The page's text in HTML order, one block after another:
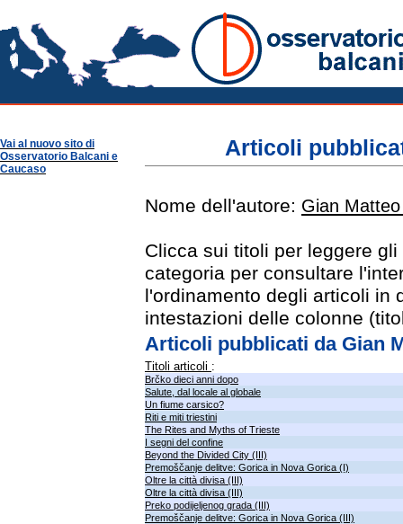
Vai al nuovo sito di
Osservatorio Balcani e
Caucaso
Articoli
Nome dell'autore: Gian
Clicca sui titoli per leggere
categoria per consultare
l'ordinamento degli articoli in
intestazioni delle colonne
Articoli pubblicati da Gian
Titoli articoli :
Brčko dieci anni dopo
Salute, dal locale al globale
Un fiume carsico?
Riti e miti triestini
The Rites and Myths of Trieste
I segni del confine
Beyond the Divided City (III)
Premoščanje delitve: Gorica in Nova Gorica (I)
Oltre la città divisa (III)
Oltre la città divisa (III)
Preko podijeljenog grada (III)
Premoščanje delitve: Gorica in Nova Gorica (III)